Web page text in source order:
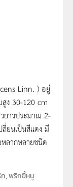
Linn. ) อยู่
ง 30-120 cm
ยาวประมาณ 2-
ลี่ยนเป็นสีแดง มี
ลากหลายชนิด
, พริกขี้หนู